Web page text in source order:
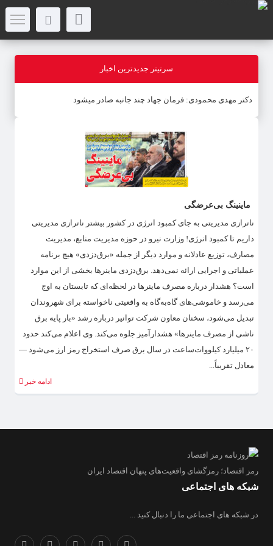
سرتیتر جدیدترین اخبار
دکتر مهدى محمودى: فرمان جهاد چند جانبه صادر میشود
ماینینگ بی‌عرضگی
ناترازی مدیریتی به جای کمبود انرژی در کشور بیشتر ناترازی مدیریتی
داریم تا کمبود انرژی! وزارت نیرو در حوزه مدیریت منابع، مدیریت
مصارف، توزیع عادلانه و موارد دیگر از جمله «برق‌دزدی» هیچ برنامه
عملیاتی و اجرایی ارائه نمی‌دهد. برق‌دزدی ماینرها بخشی از این موارد
است؟ هشدار درباره مصرف ماینرها در لحظه‌ای که تابستان به اوج
می‌رسد و خاموشی‌های گاه‌به‌گاه به واقعیتی ناخواسته برای شهروندان
تبدیل می‌شود، سخنان معاون شرکت توانیر درباره رشد «بار پایه برق
ناشی از مصرف ماینرها» هشدارآمیز جلوه می‌کند. وی اعلام می‌کند حدود
۲۰ میلیارد کیلووات‌ساعت در سال برق صرف استخراج رمز ارز می‌شود —
معادل تقریباً...
ادامه خبر
رمز اقتصاد؛ رمزگشای واقعیت‌های پنهان اقتصاد ایران
شبکه های اجتماعی
در شبکه های اجتماعی ما را دنبال کنید ...